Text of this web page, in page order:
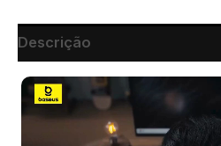
Descrição